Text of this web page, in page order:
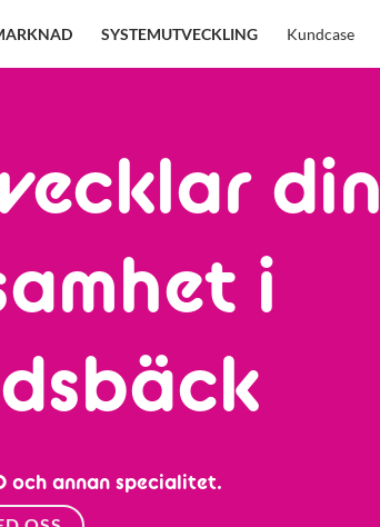
SYSTEMUTVECKLING Kundcase
din
i
och annan specialitet.